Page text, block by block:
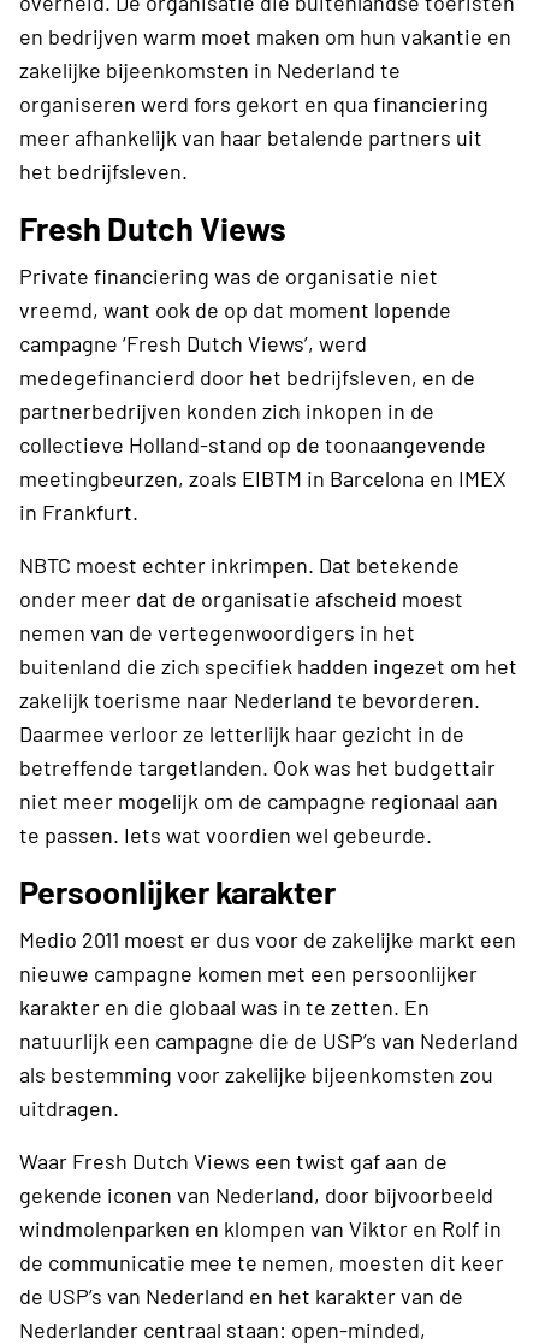
en bedrijven warm moet maken om hun vakantie en
zakelijke bijeenkomsten in Nederland te
organiseren werd fors gekort en qua financiering
meer afhankelijk van haar betalende partners uit
het bedrijfsleven.
Fresh Dutch Views
Private financiering was de organisatie niet
vreemd, want ook de op dat moment lopende
campagne ‘Fresh Dutch Views’, werd
medegefinancierd door het bedrijfsleven, en de
partnerbedrijven konden zich inkopen in de
collectieve Holland-stand op de toonaangevende
meetingbeurzen, zoals EIBTM in Barcelona en IMEX
in Frankfurt.
NBTC moest echter inkrimpen. Dat betekende
onder meer dat de organisatie afscheid moest
nemen van de vertegenwoordigers in het
buitenland die zich specifiek hadden ingezet om het
zakelijk toerisme naar Nederland te bevorderen.
Daarmee verloor ze letterlijk haar gezicht in de
betreffende targetlanden. Ook was het budgettair
niet meer mogelijk om de campagne regionaal aan
te passen. Iets wat voordien wel gebeurde.
Persoonlijker karakter
Medio 2011 moest er dus voor de zakelijke markt een
nieuwe campagne komen met een persoonlijker
karakter en die globaal was in te zetten. En
natuurlijk een campagne die de USP’s van Nederland
als bestemming voor zakelijke bijeenkomsten zou
uitdragen.
Waar Fresh Dutch Views een twist gaf aan de
gekende iconen van Nederland, door bijvoorbeeld
windmolenparken en klompen van Viktor en Rolf in
de communicatie mee te nemen, moesten dit keer
de USP’s van Nederland en het karakter van de
Nederlander centraal staan: open-minded,